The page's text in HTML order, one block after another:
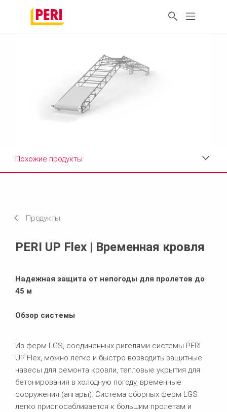
Похожие продукты
Продукты
PERI UP Flex | Временная кровля
Надежная защита от непогоды для пролетов до
45 м
Обзор системы
Из ферм LGS, соединенных ригелями системы PERI
UP Flex, можно легко и быстро возводить защитные
навесы для ремонта кровли, тепловые укрытия для
бетонирования в холодную погоду, временные
сооружения (ангары). Cистема сборных ферм LGS
легко приспосабливается к большим пролетам и